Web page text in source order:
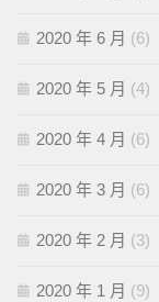
2020 年 6 月 (6)
2020 年 5 月 (4)
2020 年 4 月 (6)
2020 年 3 月 (6)
2020 年 2 月 (3)
2020 年 1 月 (9)